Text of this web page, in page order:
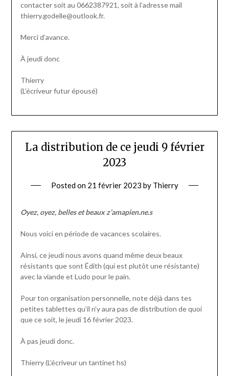
contacter soit au 0662387921, soit à l’adresse mail
thierry.godelle@outlook.fr.
Merci d’avance.
À jeudi donc
Thierry
(L’écriveur futur épousé)
La distribution de ce jeudi 9 février
2023
Posted on 21 février 2023 by Thierry
Oyez, oyez, belles et beaux z’amapien.ne.s
Nous voici en période de vacances scolaires.
Ainsi, ce jeudi nous avons quand même deux beaux
résistants que sont Édith (qui est plutôt une résistante)
avec la viande et Ludo pour le pain.
Pour ton organisation personnelle, note déjà dans tes
petites tablettes qu’il n’y aura pas de distribution de quoi
que ce soit, le jeudi 16 février 2023.
À pas jeudi donc.
Thierry (L’écriveur un tantinet hs)